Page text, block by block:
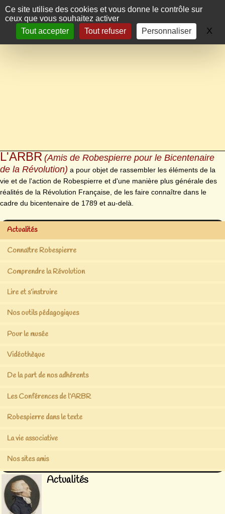
Panneau de gestion des cookies
Ce site utilise des cookies et vous donne le contrôle sur
ceux que vous souhaitez activer
Tout accepter
Tout refuser Personnaliser X
L'ARBR (Amis de Robespierre pour le Bicentenaire
de la Révolution) a pour objet de rassembler les éléments de la
vie et de l'action de Robespierre et d'une manière plus générale des
réalités de la Révolution Française, de les faire connaître dans le
cadre du bicentenaire de 1789 et au-delà.
Actualités
Connaître Robespierre
Comprendre la Révolution
Lire et s’instruire
Nos outils pédagogiques
Pour le musée
Vidéothèque
De la part de nos adhérents
Les Conférences de l’ARBR
Robespierre dans le texte
La vie associative
Nos sites amis
Actualités